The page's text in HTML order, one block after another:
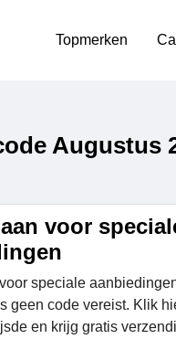
Topmerken
Augustus
voor
speciale
geen code vereist. Klik
en krijg gratis